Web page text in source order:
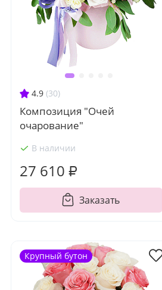
4.9 (30)
Композиция "Очей
очарование"
В наличии
27 610 ₽
Заказать
Крупный бутон